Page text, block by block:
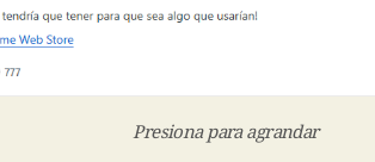
Presiona para agrandar